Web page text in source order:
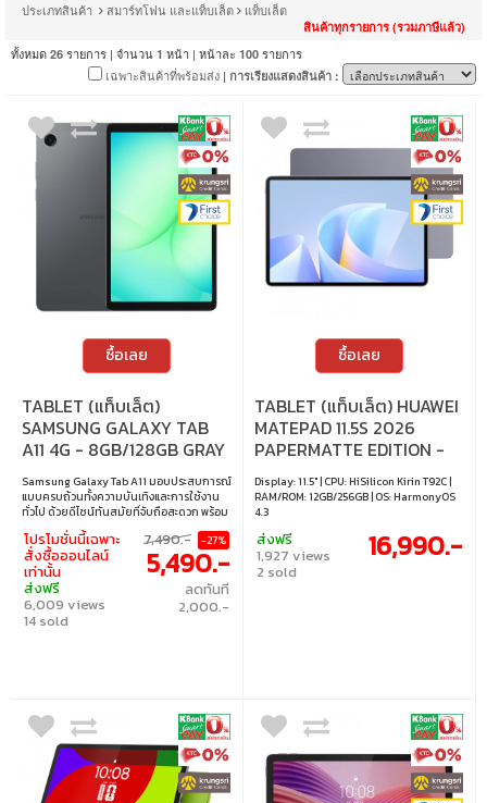
ประเภทสินค้า สมาร์ทโฟน และแท็บเล็ต แท็บเล็ต
สินค้าทุกรายการ (รวมภาษีแล้ว)
ทั้งหมด 26 รายการ | จำนวน 1 หน้า | หน้าละ 100 รายการ
เฉพาะสินค้าที่พร้อมส่ง | การเรียงแสดงสินค้า :
ซื้อเลย
TABLET (แท็บเล็ต)
SAMSUNG GALAXY TAB
A11 4G - 8GB/128GB GRAY
Samsung Galaxy Tab A11 มอบประสบการณ์
แบบครบถ้วนทั้งความบันเทิงและการใช้งาน
ทั่วไป ด้วยดีไซน์ทันสมัยที่จับถือสะดวก พร้อม
เสียงและการแสดงผลที่สร้างความรู้สึกน่า
ค้นหา เหมาะสำหรับผู้ที่ต้องการแท็บเล็ตใช้
งานได้ทุกวันในราคาที่เข้าถึงได้ง่าย • หน้า
จอแสดงผล: 8.7 นิ้ว • ซีพียู: MediaTek Helio
G99 • แรม/รอม: 8GB/128GB • ระบบปฏิบัติ
การ: Android 15
โปรโมชั่นนี้เฉพาะ
สั่งซื้อออนไลน์
เท่านั้น
ส่งฟรี
6,009 views
14 sold
7,490.- -27%
5,490.-
ลดทันที
2,000.-
ซื้อเลย
TABLET (แท็บเล็ต) HUAWEI
MATEPAD 11.5S 2026
PAPERMATTE EDITION -
12GB/256GB SPACE GREY
Display: 11.5" | CPU: HiSilicon Kirin T92C |
RAM/ROM: 12GB/256GB | OS: HarmonyOS
4.3
ส่งฟรี
1,927 views
2 sold
16,990.-